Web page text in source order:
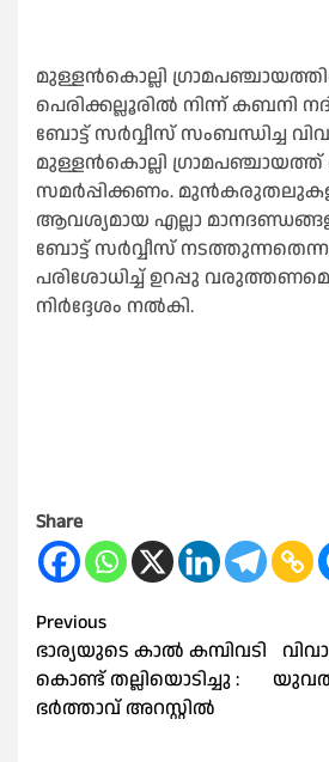
മുള്ളന്‍കൊല്ലി
പെരിക്കല്ലൂരില്‍ നിന്ന് കബനി
ബോട്ട് സര്‍വ്വീസ് സംബന്ധിച്ച
മുള്ളന്‍കൊല്ലി ഗ്രാമപഞ്ചായത്ത്
സമര്‍പ്പിക്കണം.
ആവശ്യമായ എല്ലാ
ബോട്ട് സര്‍വ്വീസ്
പരിശോധിച്ച് ഉറപ്പു
നിര്‍ദ്ദേശം നല്‍കി.
Share
Post
navigation
Previous
ഭാര്യയുടെ കാൽ കമ്പിവടി
കൊണ്ട് തല്ലിയൊടിച്ചു :
ഭർത്താവ് അറസ്റ്റിൽ